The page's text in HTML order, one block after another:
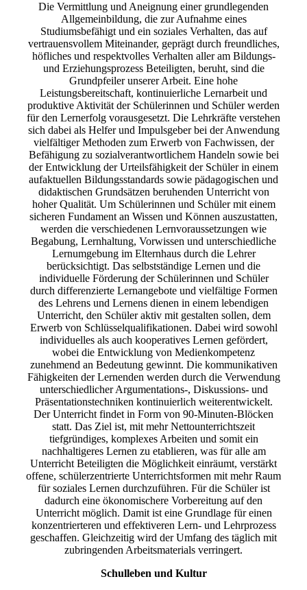
Die Vermittlung und Aneignung einer grundlegenden
Allgemeinbildung, die zur Aufnahme eines
Studiumsbefähigt und ein soziales Verhalten, das auf
vertrauensvollem Miteinander, geprägt durch freundliches,
höfliches und respektvolles Verhalten aller am Bildungs-
und Erziehungsprozess Beteiligten, beruht, sind die
Grundpfeiler unserer Arbeit. Eine hohe
Leistungsbereitschaft, kontinuierliche Lernarbeit und
produktive Aktivität der Schülerinnen und Schüler werden
für den Lernerfolg vorausgesetzt. Die Lehrkräfte verstehen
sich dabei als Helfer und Impulsgeber bei der Anwendung
vielfältiger Methoden zum Erwerb von Fachwissen, der
Befähigung zu sozialverantwortlichem Handeln sowie bei
der Entwicklung der Urteilsfähigkeit der Schüler in einem
aufaktuellen Bildungsstandards sowie pädagogischen und
didaktischen Grundsätzen beruhenden Unterricht von
hoher Qualität. Um Schülerinnen und Schüler mit einem
sicheren Fundament an Wissen und Können auszustatten,
werden die verschiedenen Lernvoraussetzungen wie
Begabung, Lernhaltung, Vorwissen und unterschiedliche
Lernumgebung im Elternhaus durch die Lehrer
berücksichtigt. Das selbstständige Lernen und die
individuelle Förderung der Schülerinnen und Schüler
durch differenzierte Lernangebote und vielfältige Formen
des Lehrens und Lernens dienen in einem lebendigen
Unterricht, den Schüler aktiv mit gestalten sollen, dem
Erwerb von Schlüsselqualifikationen. Dabei wird sowohl
individuelles als auch kooperatives Lernen gefördert,
wobei die Entwicklung von Medienkompetenz
zunehmend an Bedeutung gewinnt. Die kommunikativen
Fähigkeiten der Lernenden werden durch die Verwendung
unterschiedlicher Argumentations-, Diskussions- und
Präsentationstechniken kontinuierlich weiterentwickelt.
Der Unterricht findet in Form von 90-Minuten-Blöcken
statt. Das Ziel ist, mit mehr Nettounterrichtszeit
tiefgründiges, komplexes Arbeiten und somit ein
nachhaltigeres Lernen zu etablieren, was für alle am
Unterricht Beteiligten die Möglichkeit einräumt, verstärkt
offene, schülerzentrierte Unterrichtsformen mit mehr Raum
für soziales Lernen durchzuführen. Für die Schüler ist
dadurch eine ökonomischere Vorbereitung auf den
Unterricht möglich. Damit ist eine Grundlage für einen
konzentrierteren und effektiveren Lern- und Lehrprozess
geschaffen. Gleichzeitig wird der Umfang des täglich mit
zubringenden Arbeitsmaterials verringert.
Schulleben und Kultur